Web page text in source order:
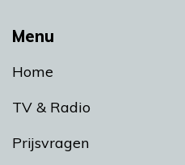
Menu
Home
TV & Radio
Prijsvragen